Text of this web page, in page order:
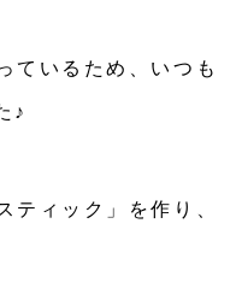
ているため、いつも
♪
ティック」を作り、